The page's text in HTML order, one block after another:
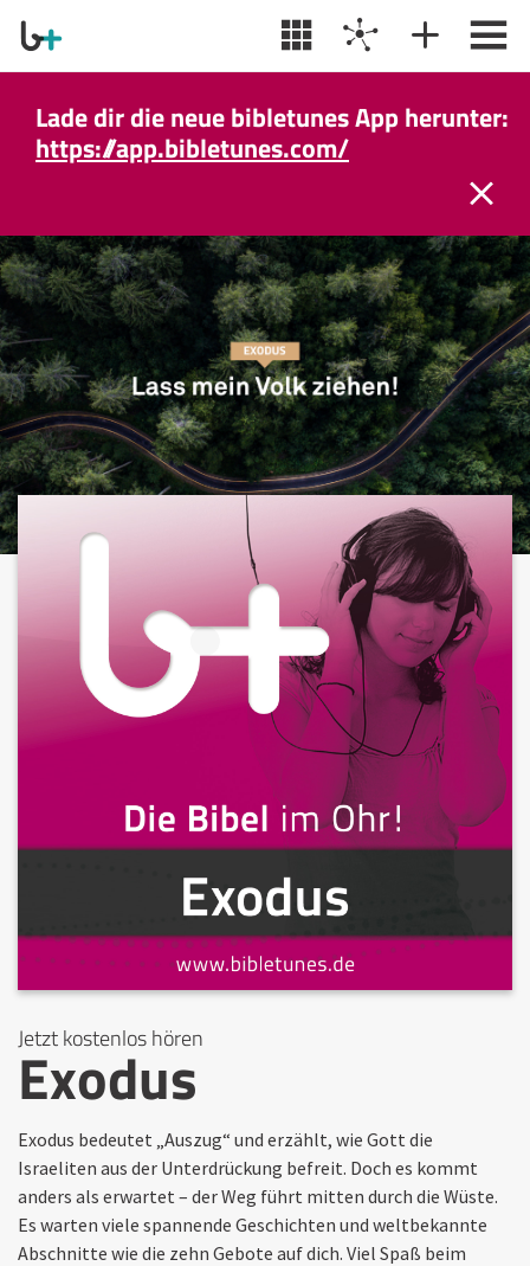
Lade dir die neue bibletunes App herunter:
https://app.bibletunes.com/
Jetzt kostenlos hören
Exodus
Exodus bedeutet „Auszug“ und erzählt, wie Gott die
Israeliten aus der Unterdrückung befreit. Doch es kommt
anders als erwartet – der Weg führt mitten durch die Wüste.
Es warten viele spannende Geschichten und weltbekannte
Abschnitte wie die zehn Gebote auf dich. Viel Spaß beim